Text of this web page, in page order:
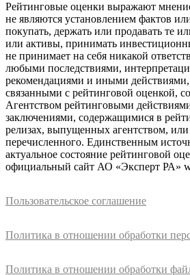
Рейтинговые оценки выражают
не являются установлением фактов
покупать, держать или продавать те
или активы, принимать
не принимает на себя никакой
любыми последствиями,
рекомендациями и иными
связанными с рейтинговой оценкой,
Агентством рейтинговыми
заключениями, содержащимися в
релизах, выпущенных агентством, или
перечисленного. Единственным
актуальное состояние рейтинговой
официальный сайт АО «Эксперт РА»
Пользовательское соглашение
Политика в отношении обработки
Политика в отношении обработки